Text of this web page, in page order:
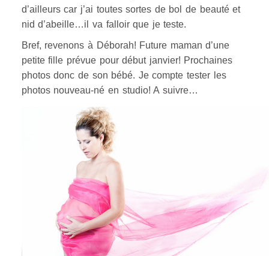
d’ailleurs car j’ai toutes sortes de bol de beauté et
nid d’abeille…il va falloir que je teste.
Bref, revenons à Déborah! Future maman d’une
petite fille prévue pour début janvier! Prochaines
photos donc de son bébé. Je compte tester les
photos nouveau-né en studio! A suivre…